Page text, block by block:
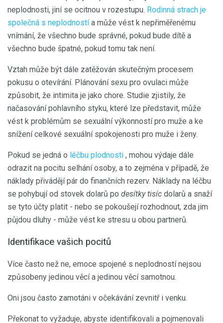
neplodnosti, jiní se ocitnou v rozestupu. Rodinná strach je
společná s neplodnostía může vést k nepřiměřenému
vnímání, že všechno bude správné, pokud bude dítě a
všechno bude špatné, pokud tomu tak není.
Vztah může být dále zatěžován skutečným procesem
pokusu o otevírání. Plánování sexu pro ovulaci může
způsobit, že intimita je jako chore. Studie zjistily, že
načasování pohlavního styku, které lze představit, může
vést k problémům se sexuální výkonností pro muže a ke
snížení celkové sexuální spokojenosti pro muže i ženy.
Pokud se jedná o léčbu plodnosti , mohou výdaje dále
odrazit na pocitu selhání osoby, a to zejména v případě, že
náklady přivádějí pár do finančních rezerv. Náklady na léčbu
se pohybují od stovek dolarů po desítky tisíc dolarů a snaží
se tyto účty platit - nebo se pokoušejí rozhodnout, zda jim
půjdou dluhy - může vést ke stresu u obou partnerů.
Identifikace vašich pocitů
Více často než ne, emoce spojené s neplodností nejsou
způsobeny jedinou věcí a jedinou věcí samotnou.
Oni jsou často zamotáni v očekávání zevnitř i venku.
Překonat to vyžaduje, abyste identifikovali a pojmenovali